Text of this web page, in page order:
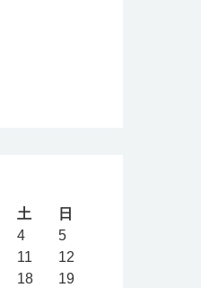
土
日
4
5
11
12
18
19